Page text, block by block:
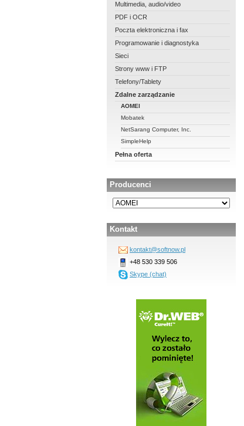
Multimedia, audio/video
PDF i OCR
Poczta elektroniczna i fax
Programowanie i diagnostyka
Sieci
Strony www i FTP
Telefony/Tablety
Zdalne zarządzanie
AOMEI
Mobatek
NetSarang Computer, Inc.
SimpleHelp
Pełna oferta
Producenci
Kontakt
kontakt@softnow.pl
+48 530 339 506
Skype (chat)